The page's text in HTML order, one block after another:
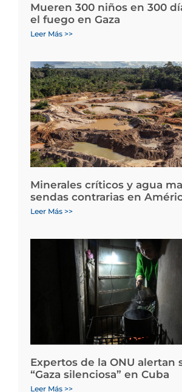
Mueren 300 niños en 300
el fuego en Gaza
Leer Más >>
Minerales críticos y agua
sendas contrarias en
Leer Más >>
Expertos de la ONU alertan
“Gaza silenciosa” en Cuba
Leer Más >>